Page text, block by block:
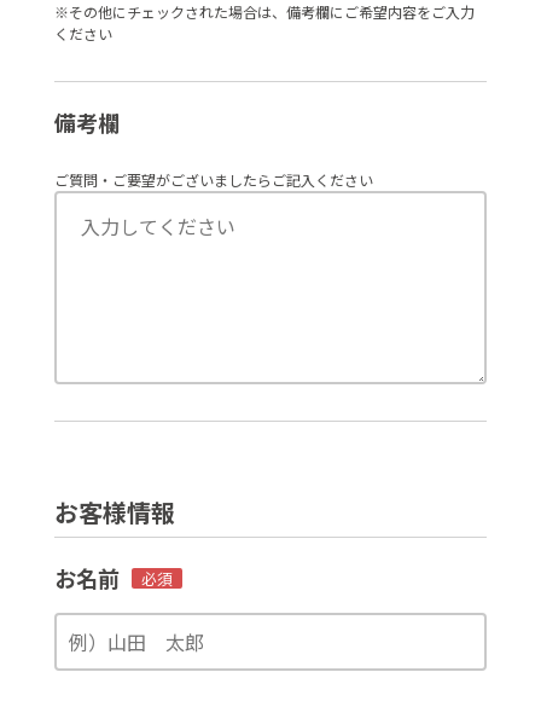
※その他にチェックされた場合は、備考欄にご希望内容をご⼊⼒
ください
備考欄
ご質問・ご要望がございましたらご記入ください
お客様情報
お名前 必須